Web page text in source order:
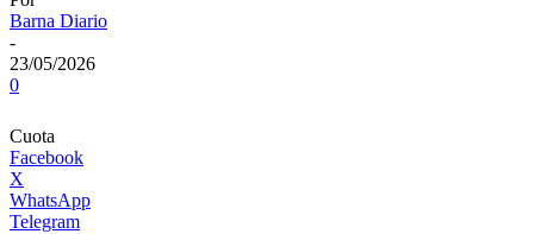
Barna Diario
-
23/05/2026
0
Cuota
Facebook
X
WhatsApp
Telegram